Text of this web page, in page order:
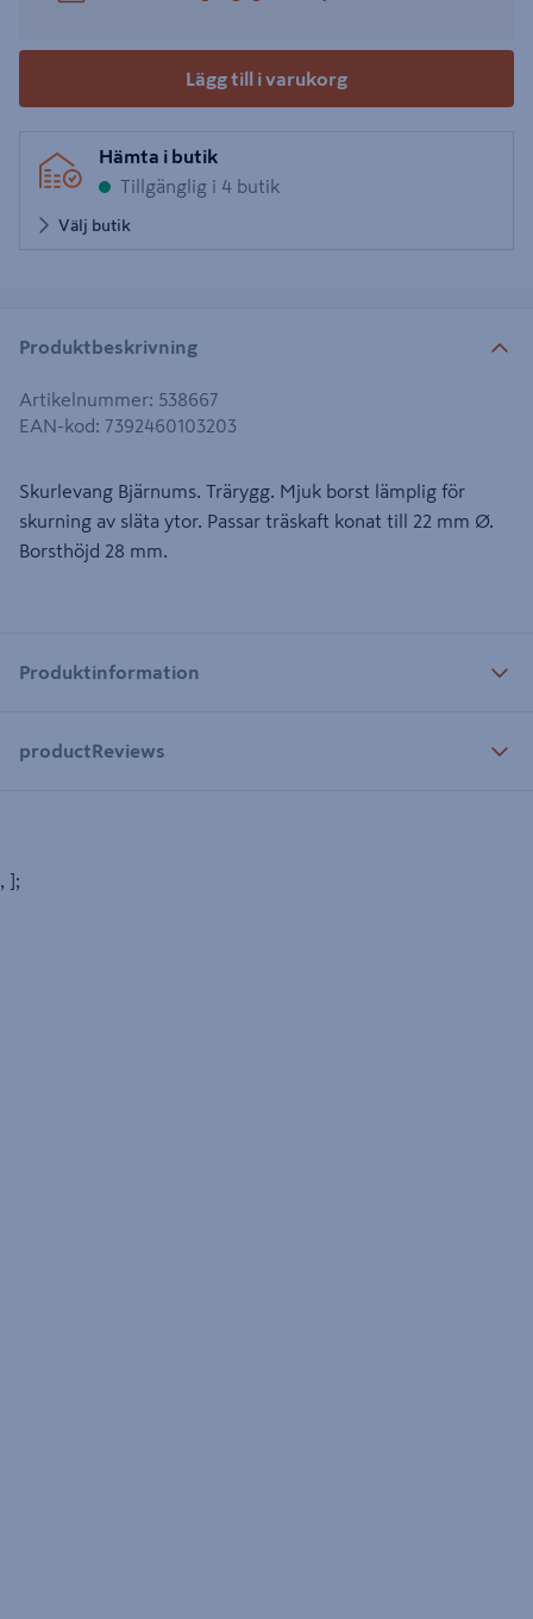
Lägg till i varukorg
Hämta i butik
Tillgänglig i 4 butik
Välj butik
Produktbeskrivning
Artikelnummer: 538667
EAN-kod: 7392460103203
Skurlevang Bjärnums. Trärygg. Mjuk borst lämplig för
skurning av släta ytor. Passar träskaft konat till 22 mm Ø.
Borsthöjd 28 mm.
Produktinformation
productReviews
, ];